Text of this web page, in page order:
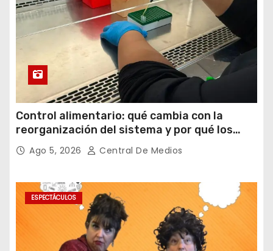
Control alimentario: qué cambia con la
reorganización del sistema y por qué los
laboratorios serán clave para garantizar la
inocuidad
Ago 5, 2026 Central De Medios
ESPECTÁCULOS